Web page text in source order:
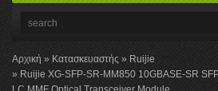
Αρχική Κατασκευαστής
Ruijie
Ruijie XG-SFP-SR-MM850 10GBASE-SR